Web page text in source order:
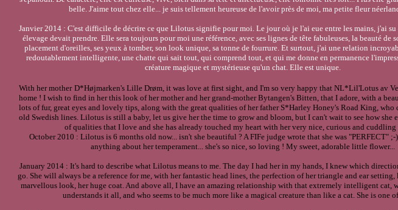
belle. J'aime tout chez elle... je suis tellement heureuse de l'avoir près de moi, ma petite fleur
Janvier 2014 : C'est difficile de décrire ce que Lilotus signifie pour moi. Le jour où je l'ai eue entre les mains, j'ai
élevage devait prendre. Elle sera toujours pour moi une référence, avec ses lignes de tête fabuleuses, la beauté de
placement d'oreilles, ses yeux à tomber, son look unique, sa tonne de fourrure. Et surtout, j'ai une relation
redoutablement intelligente, une chatte qui sait tout, qui comprend tout, et qui me donne en permanence
créature magique et mystérieuse qu'un chat. Elle est unique.
With her mother D*Højmarken's Lille Drøm, it was love at first sight, and I'm so very happy that NL*Lil'Lotus av
home ! I wish to find in her this look of her mother and her grand-mother Bytangen's Bitten, that I adore, with a
lots of fur, great eyes and lovely tips, along with the great qualities of her father S*Harley Honey's Road King, who
old Swedish lines. Lilotus is still a baby, let us give her the time to grow and bloom, but I can't wait to see how she
of qualities that I love and she has already touched my heart with her very nice, curious and cuddling
October 2010 : Lilotus is 6 months old now... isn't she beautiful ? A FIFe judge wrote that she was "PERFECT"
anything about her temperament... she's so nice, so loving ! My sweet, adorable little flower...
January 2014 : It's hard to describe what Lilotus means to me. The day I had her in my hands, I knew which
go. She will always be a reference for me, with her fantastic head lines, the perfection of her triangle and ear setting,
marvellous look, her huge coat. And above all, I have an amazing relationship with that extremely intelligent cat,
understands it all, and who seems to be much more like a magical creature than like a cat. She is one